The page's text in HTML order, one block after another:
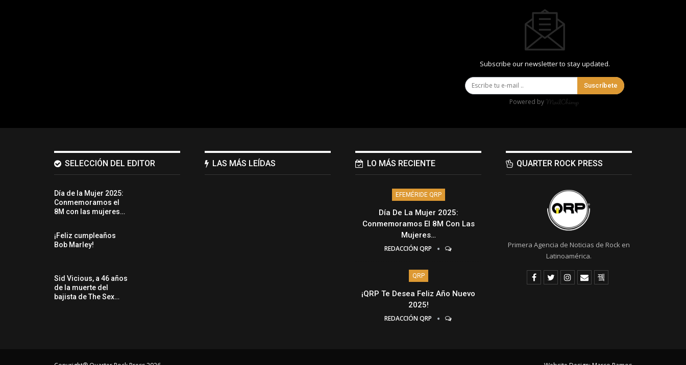
Subscribe our newsletter to stay updated.
Suscríbete
Powered by
SELECCIÓN DEL EDITOR
Día de la Mujer 2025:
Conmemoramos el
8M con las mujeres…
¡Feliz cumpleaños
Bob Marley!
Sid Vicious, a 46 años
de la muerte del
bajista de The Sex…
LAS MÁS LEÍDAS LO MÁS RECIENTE
EFEMÉRIDE QRP
Día De La Mujer 2025:
Conmemoramos El 8M Con Las
Mujeres…
REDACCIÓN QRP
QRP
¡QRP Te Desea Feliz Año Nuevo
2025!
REDACCIÓN QRP
QUARTER ROCK PRESS
Primera Agencia de Noticias de Rock en
Latinoamérica.